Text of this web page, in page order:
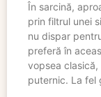
În sarcină,
prin filtrul unei
nu dispar
preferă în
vopsea clasică,
puternic. La fel